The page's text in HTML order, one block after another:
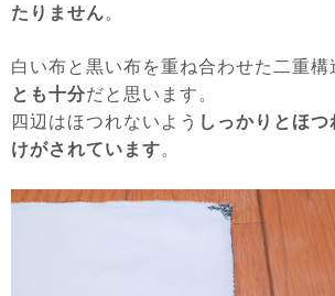
たりません。
白い布と黒い布を重ね合わせた二重構
とも十分だと思います。
四辺はほつれないよう しっかりとほ
けがされています。